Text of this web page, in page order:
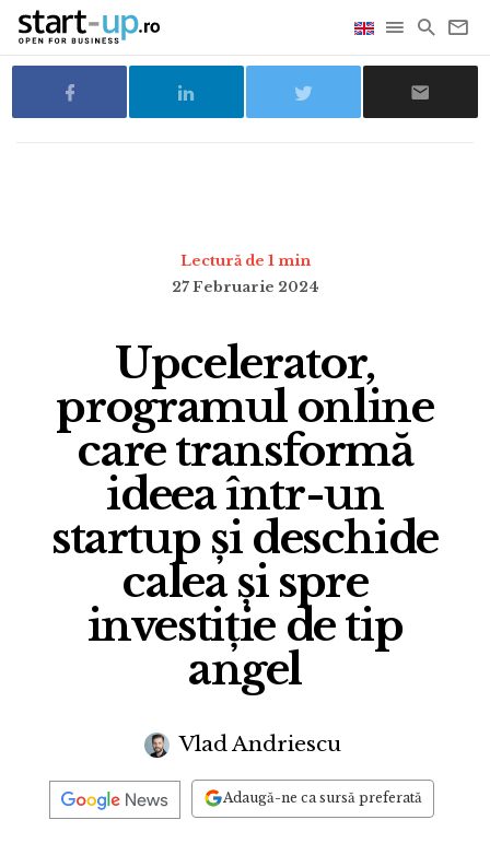
Lectură de 1 min
27 Februarie 2024
Upcelerator,
programul online
care transformă
ideea într-un
startup și deschide
calea și spre
investiție de tip
angel
Vlad Andriescu
Adaugă-ne ca sursă preferată